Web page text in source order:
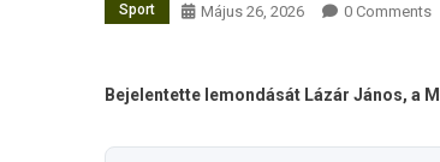
Sport Május 26, 2026 0 Comments
Bejelentette lemondását Lázár János, a